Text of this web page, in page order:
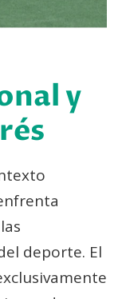
y
deporte. El